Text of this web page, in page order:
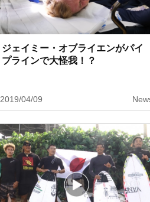
ジェイミー・オブライエンがパイ
プラインで大怪我！？
2019/04/09